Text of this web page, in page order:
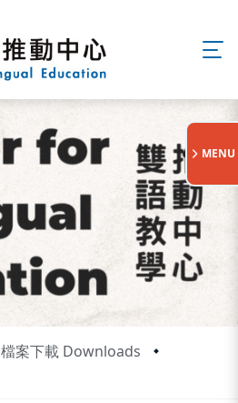
檔案下載 Downloads
MENU